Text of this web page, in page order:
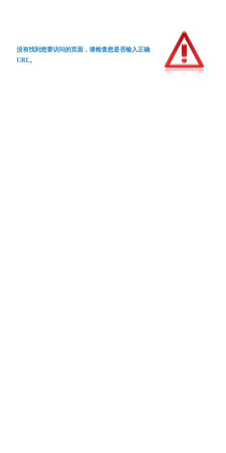
没有找到您要访问的页面，请检查您是否输入正确
URL。